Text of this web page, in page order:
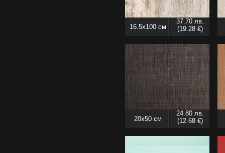
16.5x100 см
37.70 лв.
(19.28 €)
20x50 см
24.80 лв.
(12.68 €)